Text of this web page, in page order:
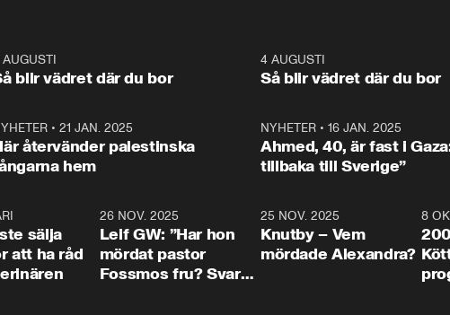
och Makten.
– Vi ställer upp i val. Ska vi
vara med så sitter vi förstås
kommentator My
Rohwedder ställer
utbildnings- och
Mohamsson till svars.
blir vädret där du bor
4 AUGUSTI
Så blir vädret där du bor
•21 JAN. 2025
återvänder palestinska
hem
NYHETER• 16 JAN. 2025
Ahmed, 40, är fast i
tillbaka till Sverige”
sälja
att ha råd
26 NOV. 2025
Leif GW: ”Har hon
mördat pastor
Fossmos fru? Svar
31:05
25 NOV. 2025
Knutby – Vem
mördade Alexandra?
8